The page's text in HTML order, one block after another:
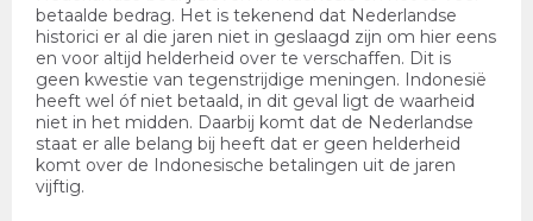
betaalde bedrag. Het is tekenend dat Nederlandse
historici er al die jaren niet in geslaagd zijn om hier eens
en voor altijd helderheid over te verschaffen. Dit is
geen kwestie van tegenstrijdige meningen. Indonesië
heeft wel óf niet betaald, in dit geval ligt de waarheid
niet in het midden. Daarbij komt dat de Nederlandse
staat er alle belang bij heeft dat er geen helderheid
komt over de Indonesische betalingen uit de jaren
vijftig.